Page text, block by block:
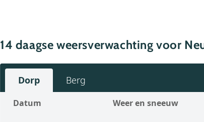
14 daagse weersverwachting voor
Dorp Berg
Datum Weer en sneeuw